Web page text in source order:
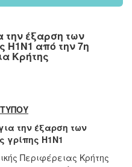
την έξαρση των
Η1Ν1 από την 7η
Κρήτης
την έξαρση των
γρίπης Η1Ν1
Περιφέρειας Κρήτης